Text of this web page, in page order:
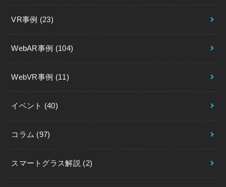
VR事例 (23)
WebAR事例 (104)
WebVR事例 (11)
イベント (40)
コラム (97)
スマートグラス解説 (2)